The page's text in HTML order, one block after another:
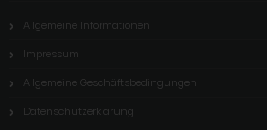
Allgemeine Informationen
Impressum
Allgemeine Geschäftsbedingungen
Datenschutzerklärung